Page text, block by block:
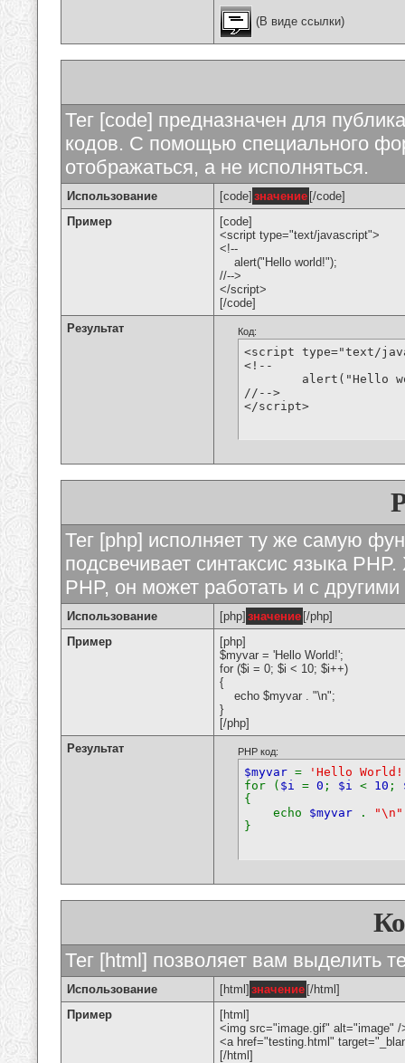
(В виде ссылки)
Тег [code] предназначен для
кодов. С помощью специального
отображаться, а не исполняться.
Использование [code] значение [/code]
Пример
[code]
<script type="text/javascript">
<!--
alert("Hello world!");
//-->
</script>
[/code]
Результат
Код:
<script type="text/
<!--
//-->
</script>
Тег [php] исполняет ту же самую
подсвечивает синтаксис языка
PHP, он может работать и с
Использование [php] значение [/php]
Пример
[php]
$myvar = 'Hello World!';
for ($i = 0; $i < 10; $i++)
{
echo $myvar . "\n";
}
[/php]
Результат
PHP код:
$myvar =
'Hello
for ( $i = 0 ; $i < 10 ;
{
echo $myvar . "\n"
}
Тег [html] позволяет вам выделить
Использование [html] значение [/html]
Пример
[html]
<img src="image.gif" alt="image" /
<a href="testing.html"
[/html]